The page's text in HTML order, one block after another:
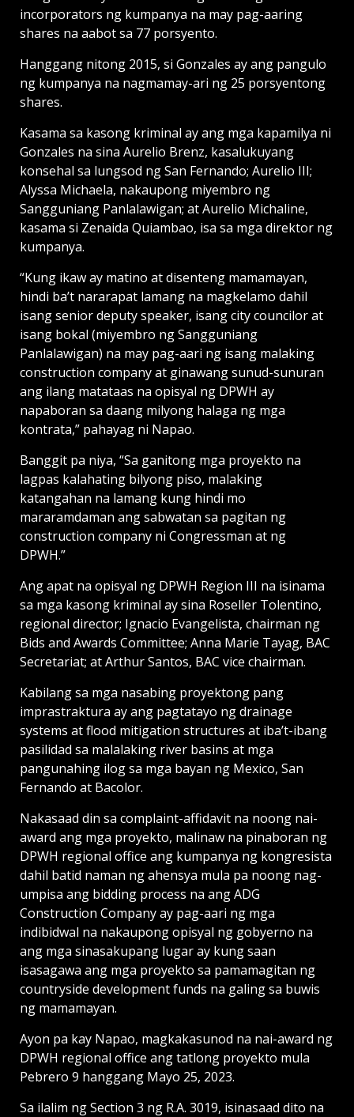
incorporators ng kumpanya na may pag-aaring
shares na aabot sa 77 porsyento.
Hanggang nitong 2015, si Gonzales ay ang pangulo
ng kumpanya na nagmamay-ari ng 25 porsyentong
shares.
Kasama sa kasong kriminal ay ang mga kapamilya ni
Gonzales na sina Aurelio Brenz, kasalukuyang
konsehal sa lungsod ng San Fernando; Aurelio III;
Alyssa Michaela, nakaupong miyembro ng
Sangguniang Panlalawigan; at Aurelio Michaline,
kasama si Zenaida Quiambao, isa sa mga direktor ng
kumpanya.
“Kung ikaw ay matino at disenteng mamamayan,
hindi ba’t nararapat lamang na magkelamo dahil
isang senior deputy speaker, isang city councilor at
isang bokal (miyembro ng Sangguniang
Panlalawigan) na may pag-aari ng isang malaking
construction company at ginawang sunud-sunuran
ang ilang matataas na opisyal ng DPWH ay
napaboran sa daang milyong halaga ng mga
kontrata,” pahayag ni Napao.
Banggit pa niya, “Sa ganitong mga proyekto na
lagpas kalahating bilyong piso, malaking
katangahan na lamang kung hindi mo
mararamdaman ang sabwatan sa pagitan ng
construction company ni Congressman at ng
DPWH.”
Ang apat na opisyal ng DPWH Region III na isinama
sa mga kasong kriminal ay sina Roseller Tolentino,
regional director; Ignacio Evangelista, chairman ng
Bids and Awards Committee; Anna Marie Tayag, BAC
Secretariat; at Arthur Santos, BAC vice chairman.
Kabilang sa mga nasabing proyektong pang
imprastraktura ay ang pagtatayo ng drainage
systems at flood mitigation structures at iba’t-ibang
pasilidad sa malalaking river basins at mga
pangunahing ilog sa mga bayan ng Mexico, San
Fernando at Bacolor.
Nakasaad din sa complaint-affidavit na noong nai-
award ang mga proyekto, malinaw na pinaboran ng
DPWH regional office ang kumpanya ng kongresista
dahil batid naman ng ahensya mula pa noong nag-
umpisa ang bidding process na ang ADG
Construction Company ay pag-aari ng mga
indibidwal na nakaupong opisyal ng gobyerno na
ang mga sinasakupang lugar ay kung saan
isasagawa ang mga proyekto sa pamamagitan ng
countryside development funds na galing sa buwis
ng mamamayan.
Ayon pa kay Napao, magkakasunod na nai-award ng
DPWH regional office ang tatlong proyekto mula
Pebrero 9 hanggang Mayo 25, 2023.
Sa ilalim ng Section 3 ng R.A. 3019, isinasaad dito na